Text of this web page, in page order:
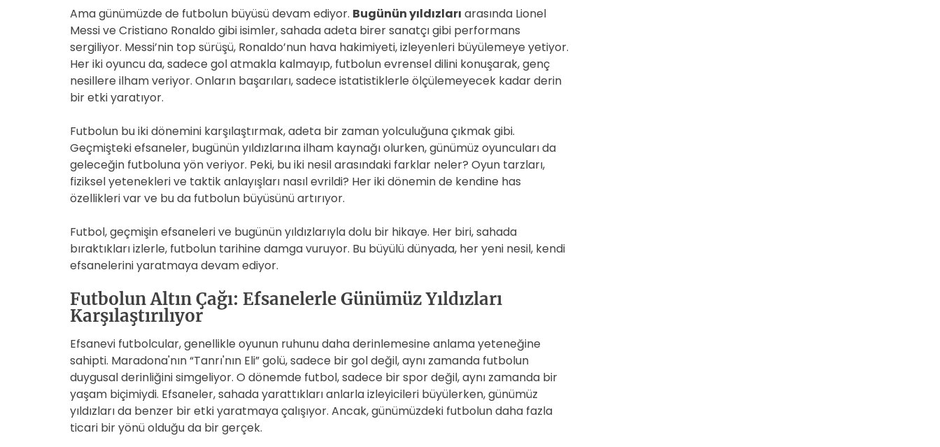
Ama günümüzde de futbolun büyüsü devam ediyor. Bugünün yıldızları arasında Lionel
Messi ve Cristiano Ronaldo gibi isimler, sahada adeta birer sanatçı gibi performans
sergiliyor. Messi’nin top sürüşü, Ronaldo’nun hava hakimiyeti, izleyenleri büyülemeye yetiyor.
Her iki oyuncu da, sadece gol atmakla kalmayıp, futbolun evrensel dilini konuşarak, genç
nesillere ilham veriyor. Onların başarıları, sadece istatistiklerle ölçülemeyecek kadar derin
bir etki yaratıyor.
Futbolun bu iki dönemini karşılaştırmak, adeta bir zaman yolculuğuna çıkmak gibi.
Geçmişteki efsaneler, bugünün yıldızlarına ilham kaynağı olurken, günümüz oyuncuları da
geleceğin futboluna yön veriyor. Peki, bu iki nesil arasındaki farklar neler? Oyun tarzları,
fiziksel yetenekleri ve taktik anlayışları nasıl evrildi? Her iki dönemin de kendine has
özellikleri var ve bu da futbolun büyüsünü artırıyor.
Futbol, geçmişin efsaneleri ve bugünün yıldızlarıyla dolu bir hikaye. Her biri, sahada
bıraktıkları izlerle, futbolun tarihine damga vuruyor. Bu büyülü dünyada, her yeni nesil, kendi
efsanelerini yaratmaya devam ediyor.
Futbolun Altın Çağı: Efsanelerle Günümüz Yıldızları
Karşılaştırılıyor
Efsanevi futbolcular, genellikle oyunun ruhunu daha derinlemesine anlama yeteneğine
sahipti. Maradona'nın “Tanrı'nın Eli” golü, sadece bir gol değil, aynı zamanda futbolun
duygusal derinliğini simgeliyor. O dönemde futbol, sadece bir spor değil, aynı zamanda bir
yaşam biçimiydi. Efsaneler, sahada yarattıkları anlarla izleyicileri büyülerken, günümüz
yıldızları da benzer bir etki yaratmaya çalışıyor. Ancak, günümüzdeki futbolun daha fazla
ticari bir yönü olduğu da bir gerçek.